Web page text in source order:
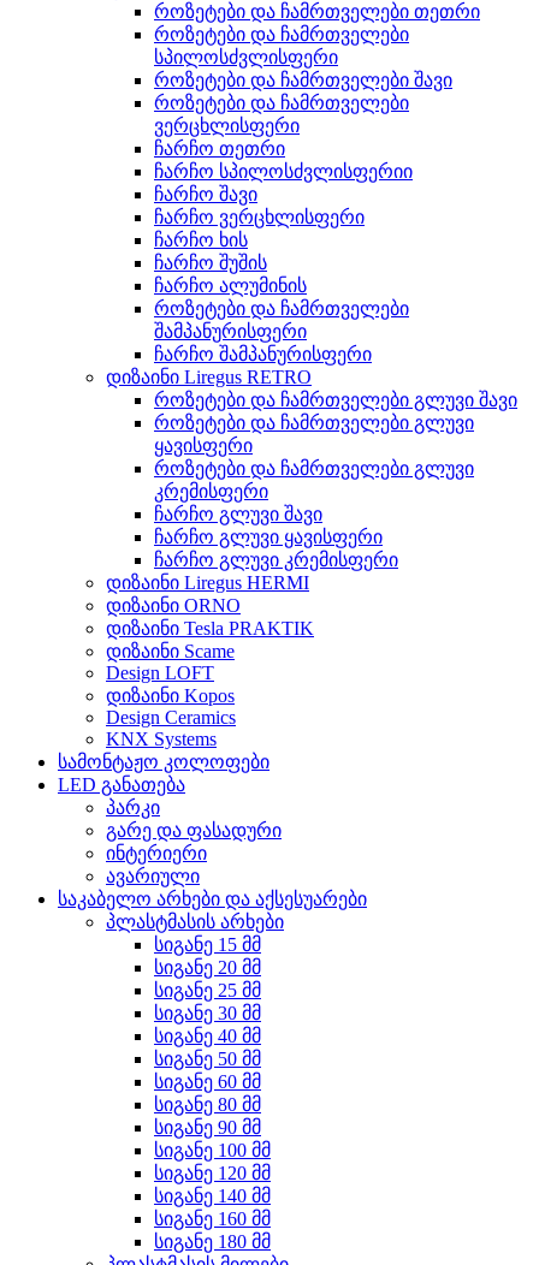
როზეტები და ჩამრთველები თეთრი
როზეტები და ჩამრთველები
სპილოსძვლისფერი
როზეტები და ჩამრთველები შავი
როზეტები და ჩამრთველები
ვერცხლისფერი
ჩარჩო თეთრი
ჩარჩო სპილოსძვლისფერიი
ჩარჩო შავი
ჩარჩო ვერცხლისფერი
ჩარჩო ხის
ჩარჩო შუშის
ჩარჩო ალუმინის
როზეტები და ჩამრთველები
შამპანურისფერი
ჩარჩო შამპანურისფერი
დიზაინი Liregus RETRO
როზეტები და ჩამრთველები გლუვი შავი
როზეტები და ჩამრთველები გლუვი
ყავისფერი
როზეტები და ჩამრთველები გლუვი
კრემისფერი
ჩარჩო გლუვი შავი
ჩარჩო გლუვი ყავისფერი
ჩარჩო გლუვი კრემისფერი
დიზაინი Liregus HERMI
დიზაინი ORNO
დიზაინი Tesla PRAKTIK
დიზაინი Scame
Design LOFT
დიზაინი Kopos
Design Ceramics
KNX Systems
სამონტაჟო კოლოფები
LED განათება
პარკი
გარე და ფასადური
ინტერიერი
ავარიული
საკაბელო არხები და აქსესუარები
პლასტმასის არხები
სიგანე 15 მმ
სიგანე 20 მმ
სიგანე 25 მმ
სიგანე 30 მმ
სიგანე 40 მმ
სიგანე 50 მმ
სიგანე 60 მმ
სიგანე 80 მმ
სიგანე 90 მმ
სიგანე 100 მმ
სიგანე 120 მმ
სიგანე 140 მმ
სიგანე 160 მმ
სიგანე 180 მმ